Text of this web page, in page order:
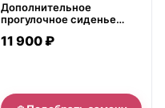
Дополнительное
прогулочное сиденье
колясок Mima
11 900 ₽